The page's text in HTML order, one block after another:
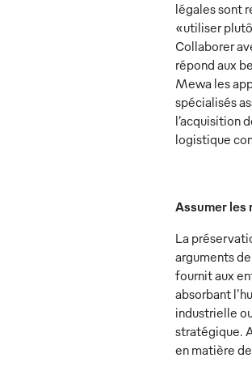
légales sont
«utiliser
Collaborer
répond aux
Mewa les
spécialisés
l’acquisition
logistique
Assumer les
La
arguments
fournit aux
absorbant
industrielle
stratégique.
en matière